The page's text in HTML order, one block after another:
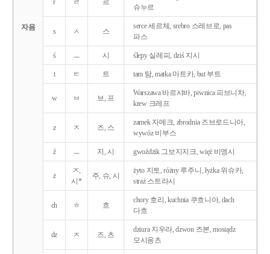
자음
r ㄹ 르
슈누르
s ㅅ 스
serce 세르체, srebro 스레브로, pas
파스
ś ㅡ 시 ślepy 실레피, dziś 지시
t ㅌ 트 tam 탐, matka 마트카, but 부트
w ㅂ 브, 프
Warszawa 바르샤바, piwnica 피브니차,
krew 크레프
z ㅈ 즈, 스
zamek 자메크, zbrodnia 즈브로드니아,
wywóz 비부스
ź ㅡ 지, 시 gwoździk 그보지지크, więź 비엥시
ż
ㅈ,
시*
주, 슈, 시
żyto 지토, różny 루주니, łyżka 위슈카,
straż 스트라시
ch ㅎ 흐
chory 호리, kuchnia 쿠흐니아, dach
다흐
dz ㅈ 즈, 츠
dziura 지우라, dzwon 즈본, mosiądz
모시옹츠